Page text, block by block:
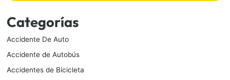
Categorías
Accidente De Auto
Accidente de Autobús
Accidentes de Bicicleta